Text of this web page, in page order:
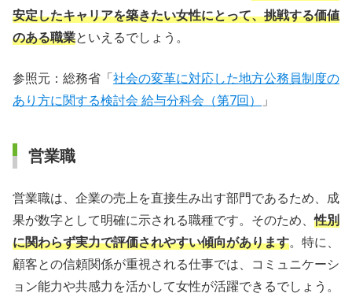
安定したキャリアを築きたい女性にとって、挑戦する価値
のある職業といえるでしょう。
参照元：総務省「 社会の変革に対応した地方公務員制度の
あり方に関する検討会 給与分科会（第7回）
」
営業職
営業職は、企業の売上を直接生み出す部門であるため、成
果が数字として明確に示される職種です。そのため、性別
に関わらず実力で評価されやすい傾向があります。特に、
顧客との信頼関係が重視される仕事では、コミュニケーシ
ョン能力や共感力を活かして女性が活躍できるでしょう。